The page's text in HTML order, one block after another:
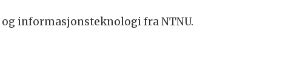
informasjonsteknologi fra NTNU.